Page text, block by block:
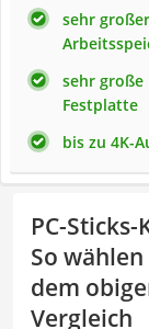
sehr großer
sehr große
Festplatte
bis zu 4K-
PC-
So
dem
Vergleich